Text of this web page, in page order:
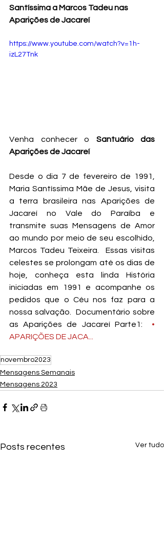
Santíssima a Marcos Tadeu nas
Aparições de Jacareí
https://www.youtube.com/watch?v=1h-
izL27Tnk
Venha conhecer o Santuário das
Aparições de Jacareí
Desde o dia 7 de fevereiro de 1991,
Maria Santíssima Mãe de Jesus, visita
a terra brasileira nas Aparições de
Jacareí no Vale do Paraíba e
transmite suas Mensagens de Amor
ao mundo por meio de seu escolhido,
Marcos Tadeu Teixeira.  Essas visitas
celestes se prolongam até os dias de
hoje, conheça esta linda História
iniciadas em 1991 e acompanhe os
pedidos que o Céu nos faz para a
nossa salvação.  Documentário sobre
as Aparições de Jacareí Parte1:
•
APARIÇÕES DE JACA...
novembro2023
Mensagens Semanais
Mensagens 2023
Posts recentes Ver tudo